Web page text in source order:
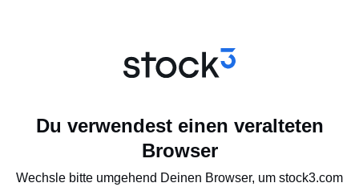
Du verwendest einen veralteten
Browser
Wechsle bitte umgehend Deinen Browser, um stock3.com